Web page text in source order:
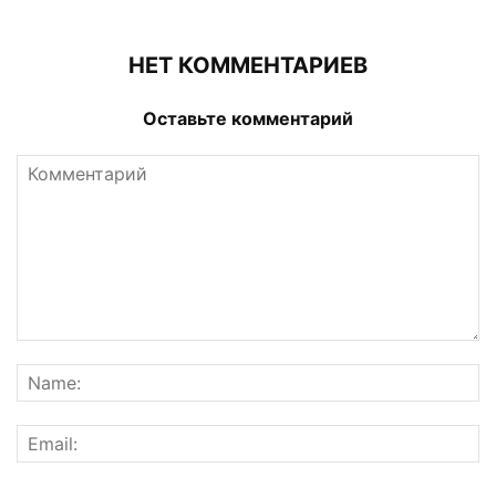
НЕТ КОММЕНТАРИЕВ
Оставьте комментарий